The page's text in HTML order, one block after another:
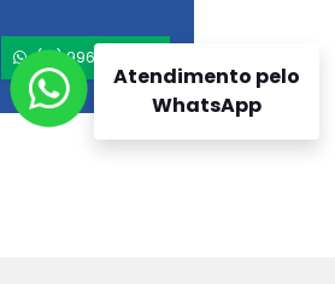
(61) 99696-7970
Atendimento pelo
WhatsApp